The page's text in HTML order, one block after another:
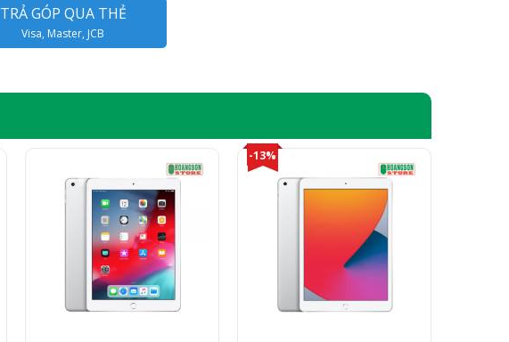
TRẢ GÓP QUA THẺ
Visa, Master, JCB
-13%